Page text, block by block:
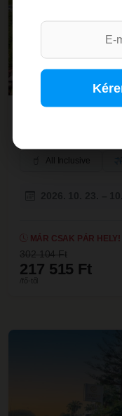
All Inclusive
MÁR CSAK PÁR HELY!
302 104 Ft
217 515 Ft
/fő-től